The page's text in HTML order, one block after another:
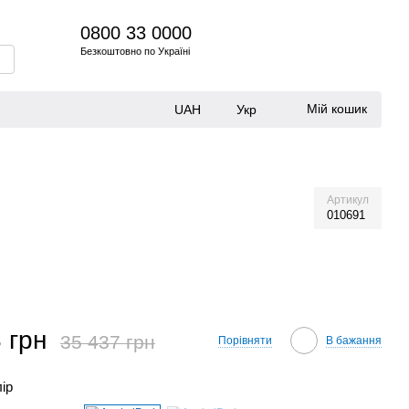
0800 33 0000
Безкоштовно по Україні
UAH Укр Мій кошик
Артикул
010691
35 437 грн Порівняти В бажання